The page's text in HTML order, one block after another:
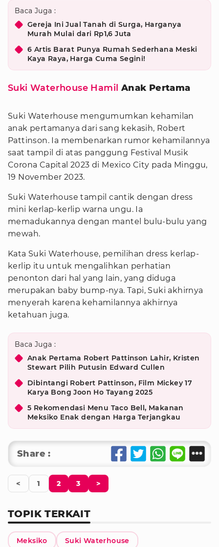
Baca Juga :
Gereja Ini Jual Tanah di Surga, Harganya
Murah Mulai dari Rp1,6 Juta
6 Artis Barat Punya Rumah Sederhana Meski
Kaya Raya, Harga Cuma Segini!
Suki Waterhouse Hamil Anak Pertama
Suki Waterhouse mengumumkan kehamilan
anak pertamanya dari sang kekasih, Robert
Pattinson. Ia membenarkan rumor kehamilannya
saat tampil di atas panggung Festival Musik
Corona Capital 2023 di Mexico City pada Minggu,
19 November 2023.
Suki Waterhouse tampil cantik dengan dress
mini kerlap-kerlip warna ungu. Ia
memadukannya dengan mantel bulu-bulu yang
mewah.
Kata Suki Waterhouse, pemilihan dress kerlap-
kerlip itu untuk mengalihkan perhatian
penonton dari hal yang lain, yang diduga
merupakan baby bump-nya. Tapi, Suki akhirnya
menyerah karena kehamilannya akhirnya
ketahuan juga.
Baca Juga :
Anak Pertama Robert Pattinson Lahir, Kristen
Stewart Pilih Putusin Edward Cullen
Dibintangi Robert Pattinson, Film Mickey 17
Karya Bong Joon Ho Tayang 2025
5 Rekomendasi Menu Taco Bell, Makanan
Meksiko Enak dengan Harga Terjangkau
Share :
< 1 2 3 >
TOPIK TERKAIT
Meksiko Suki Waterhouse